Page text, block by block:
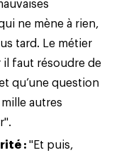
ne mène à rien,
tard. Le métier
il faut résoudre de
qu’une question
autres
: "Et puis,